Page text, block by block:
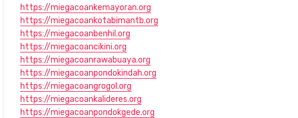
https://miegacoankemayoran.org
https://miegacoankotabimantb.org
https://miegacoanbenhil.org
https://miegacoancikini.org
https://miegacoanrawabuaya.org
https://miegacoanpondokindah.org
https://miegacoangrogol.org
https://miegacoankalideres.org
https://miegacoanpondokgede.org